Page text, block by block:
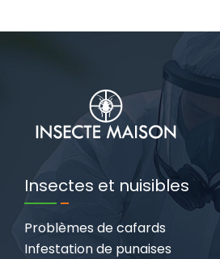
Insectes et nuisibles
Problèmes de cafards
Infestation de punaises